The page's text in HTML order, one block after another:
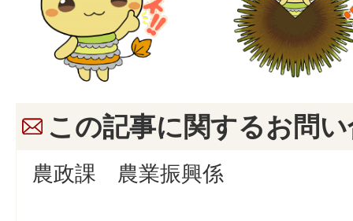
この記事に関するお問
農政課 農業振興係